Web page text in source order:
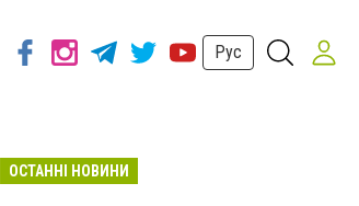
Рус
ОСТАННІ НОВИНИ